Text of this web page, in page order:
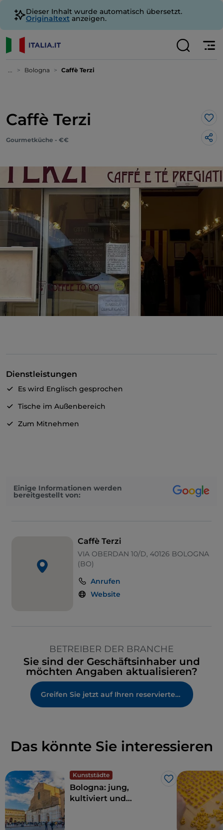
Dieser Inhalt wurde automatisch übersetzt.
Originaltext anzeigen.
... Bologna Caffè Terzi
Caffè Terzi
Gourmetküche - €€
Dienstleistungen
Es wird Englisch gesprochen
Tische im Außenbereich
Zum Mitnehmen
Einige Informationen werden
bereitgestellt von:
Caffè Terzi
VIA OBERDAN 10/D, 40126 BOLOGNA
(BO)
Anrufen
Website
BETREIBER DER BRANCHE
Sie sind der Geschäftsinhaber und
möchten Angaben aktualisieren?
Greifen Sie jetzt auf Ihren reservierten Bereich zu
Das könnte Sie interessieren
Kunststädte
Like
Bologna: jung,
kultiviert und